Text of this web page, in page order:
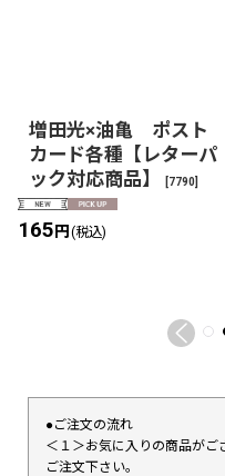
増田光×油亀 ポスト
カード各種【レターパ
ック対応商品】
[7790]
165円 (税込)
●ご注文の流れ
＜１＞お気に入りの商品がご
ご注文下さい。